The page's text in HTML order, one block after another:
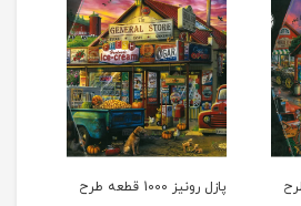
طرح
پازل رونيز 1000 قطعه طرح